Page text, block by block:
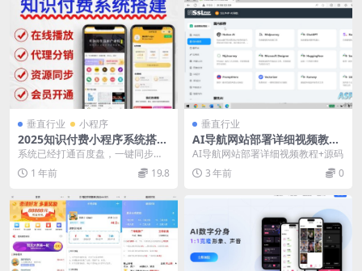
垂直行业 小程序
2025知识付费小程序系统搭建
微课堂源码微信流量主智创云
享源码
系统已经打通百度盘，一键同步网
盘视频在线播放不收存储、流量费
费用 亲测功能非常齐...
1 年前 19.8
垂直行业
AI导航网站部署详细视频教程
+源码
AI导航网站部署详细视频教程+源码
3 年前
0